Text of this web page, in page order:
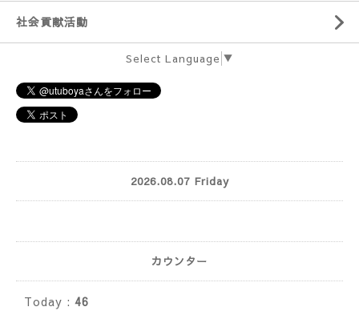
社会貢献活動
Select Language ▼
2026.08.07 Friday
カウンター
Today : 46